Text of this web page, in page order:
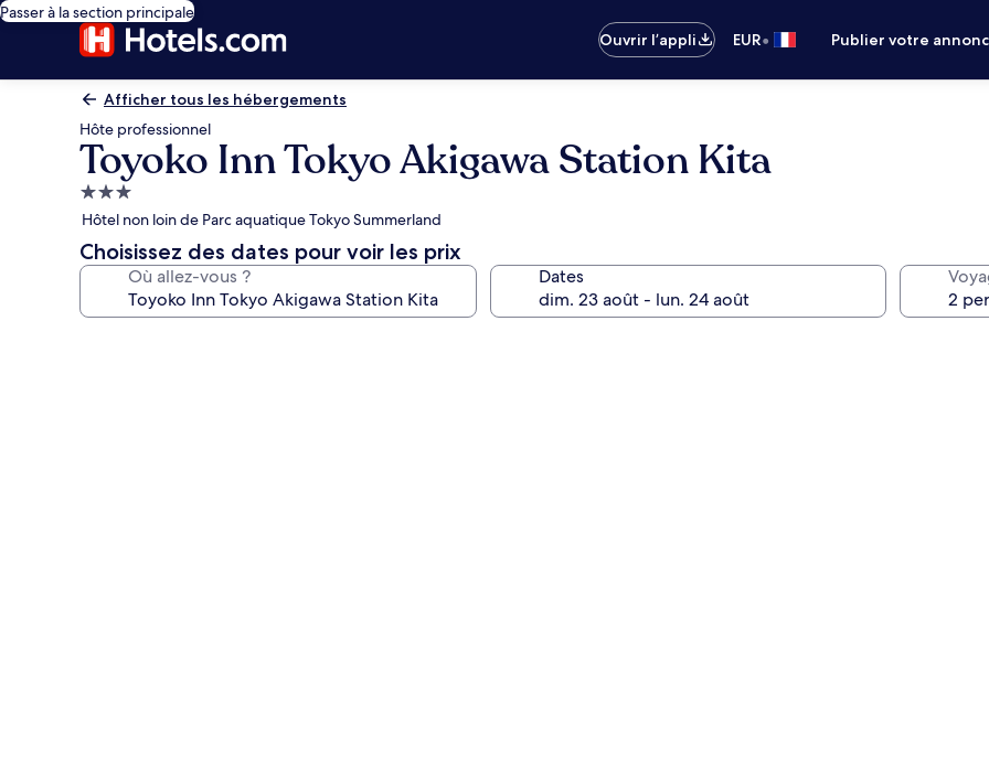
Passer à la section principale
Ouvrir l’appli
EUR• Publier votre
Afficher tous les hébergements
Hôte professionnel
Toyoko Inn Tokyo Akigawa Station Kita
Hébergement
3.0 étoiles
Hôtel non loin de Parc aquatique Tokyo Summerland
Choisissez des dates pour voir les prix
Où allez-vous ? Dates